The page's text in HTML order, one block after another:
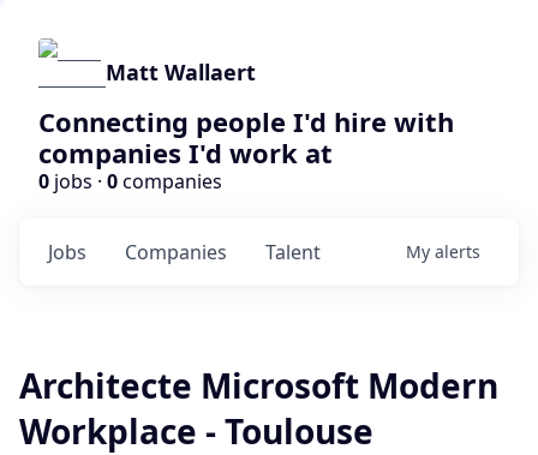
Matt Wallaert
Connecting people I'd hire with
companies I'd work at
0 jobs · 0companies
Jobs Companies Talent My alerts
Architecte Microsoft Modern
Workplace - Toulouse